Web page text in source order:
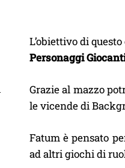
L’obiettivo di
Personaggi
Grazie al mazzo
le vicende di
Fatum è pensato
ad altri giochi di